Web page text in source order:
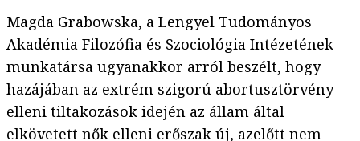
Magda Grabowska, a Lengyel Tudományos
Akadémia Filozófia és Szociológia Intézetének
munkatársa ugyanakkor arról beszélt, hogy
hazájában az extrém szigorú abortusztörvény
elleni tiltakozások idején az állam által
elkövetett nők elleni erőszak új, azelőtt nem